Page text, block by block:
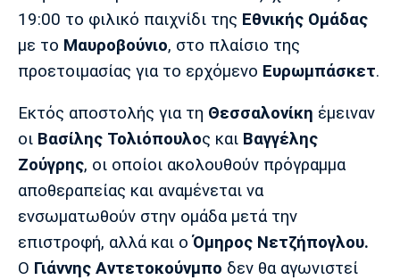
Πολιτισμός
Τραγούδια
Running
Media
Παρασκήνιο
Πρόγραμμα TV
Ιωνικός Κηφισιά Πανσερραϊκός
Μπαρτσελόνα
Ρεάλ
Μαδρίτης
Ατλέτικο
Μαδρίτης
19:00 το φιλικό παιχνίδι της Εθνικής Ομάδας
με το Μαυροβούνιο, στο πλαίσιο της
προετοιμασίας για το ερχόμενο Ευρωμπάσκετ.
Εκτός αποστολής για τη Θεσσαλονίκη έμειναν
οι Βασίλης Τολιόπουλος και Βαγγέλης
Ζούγρης, οι οποίοι ακολουθούν πρόγραμμα
αποθεραπείας και αναμένεται να
ενσωματωθούν στην ομάδα μετά την
επιστροφή, αλλά και οΌμηρος Νετζήπογλου.
Ο Γιάννης Αντετοκούνμπο δεν θα αγωνιστεί